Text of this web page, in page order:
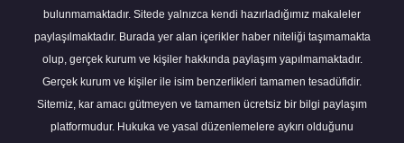
bulunmamaktadır. Sitede yalnızca kendi hazırladığımız makaleler
paylaşılmaktadır. Burada yer alan içerikler haber niteliği taşımamakta
olup, gerçek kurum ve kişiler hakkında paylaşım yapılmamaktadır.
Gerçek kurum ve kişiler ile isim benzerlikleri tamamen tesadüfidir.
Sitemiz, kar amacı gütmeyen ve tamamen ücretsiz bir bilgi paylaşım
platformudur. Hukuka ve yasal düzenlemelere aykırı olduğunu